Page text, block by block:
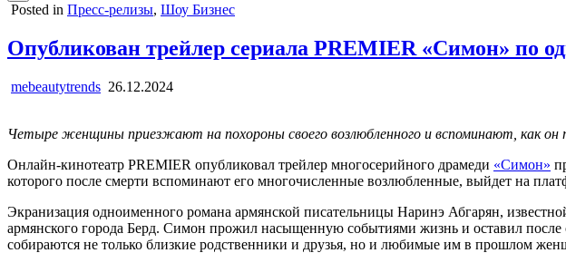
Posted in Пресс-релизы, Шоу Бизнес
Опубликован трейлер сериала PREMIER «Симон» по
mebeautytrends 26.12.2024
Четыре женщины приезжают на похороны своего возлюбленного и вспоминают, как он
Онлайн-кинотеатр PREMIER опубликовал трейлер многосерийного драмеди «Симон»
которого после смерти вспоминают его многочисленные возлюбленные, выйдет на
Экранизация одноименного романа армянской писательницы Наринэ Абгарян,
армянского города Берд. Симон прожил насыщенную событиями жизнь и оставил
собираются не только близкие родственники и друзья, но и любимые им в прошлом